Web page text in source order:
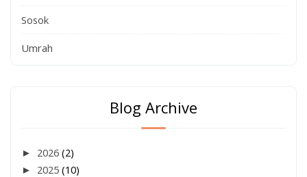
Sosok
Umrah
Blog Archive
► 2026 (2)
► 2025 (10)